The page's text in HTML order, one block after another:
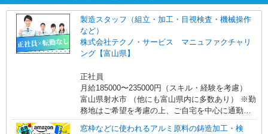
製造スタッフ（組立・加工・目視検査・機械操作
など）
株式会社テクノ・サービス マニュファクチャリ
ング【富山県】
正社員
月給185000〜235000円（スキル・経験を考慮）
富山県射水市 （他にも富山県内に多数あり） ※勤
務地はご希望を考慮の上、ご自宅を中心に通勤時
間120分圏内のエリアとなります。（転勤なし）
窓枠などに使われるアルミ原料の鋳造加工・検